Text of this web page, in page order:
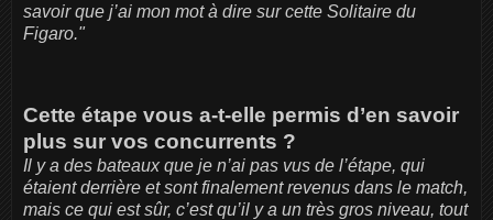
savoir que j’ai mon mot à dire sur cette Solitaire du
Figaro."
Cette étape vous a-t-elle permis d’en savoir
plus sur vos concurrents ?
Il y a des bateaux que je n’ai pas vus de l’étape, qui
étaient derrière et sont finalement revenus dans le match,
mais ce qui est sûr, c’est qu’il y a un très gros niveau, tout